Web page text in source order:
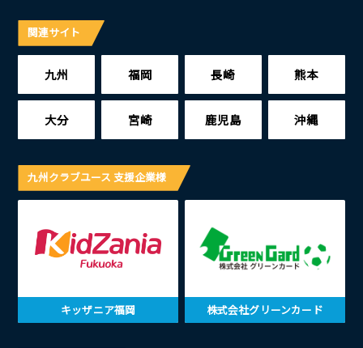
関連サイト
九州 福岡 長崎 熊本
大分 宮崎 鹿児島 沖縄
九州クラブユース 支援企業様
キッザニア福岡 株式会社グリーンカード